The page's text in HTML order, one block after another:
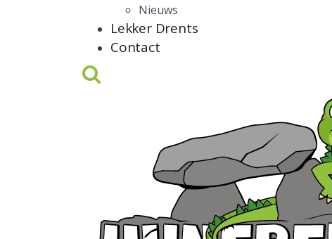
Nieuws
Lekker Drents
Contact